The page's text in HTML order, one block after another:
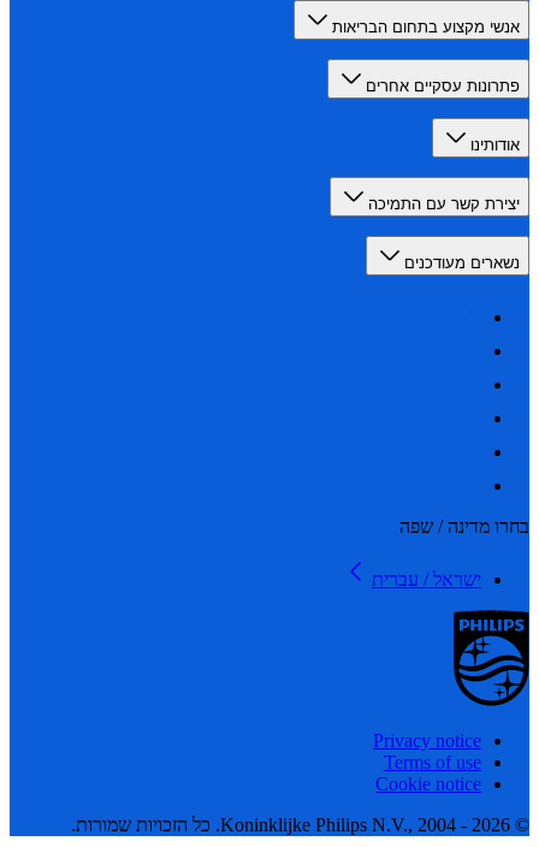
מקצוע בתחום הבריאות
עסקיים אחרים
קשר עם התמיכה
מעודכנים
מדינה / שפה
ישראל / עברית
Privacy notice
Terms of use
Cookie notice